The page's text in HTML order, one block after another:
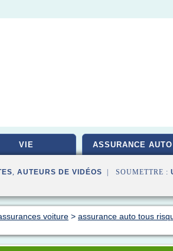
VIE ASSURANCE AUTO
, AUTEURS DE VIDÉOS | SOUMETTRE :
voiture > assurance auto tous